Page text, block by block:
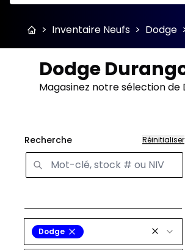
> Inventaire Neufs > Dodge
Dodge
Magasinez notre sélection de
Recherche Réinitialiser
Dodge